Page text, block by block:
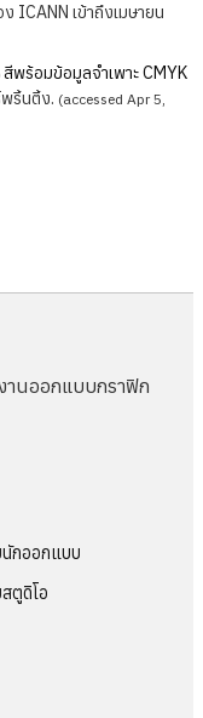
ICANN เข้าถึงเมษายน
พร้อมข้อมูลจำเพาะ CMYK
ริ้นติ้ง. (accessed Apr 5,
านออกแบบกราฟิก
นักออกแบบ
ตูดิโอ